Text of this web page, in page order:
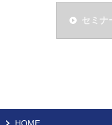
セミナ
HOME